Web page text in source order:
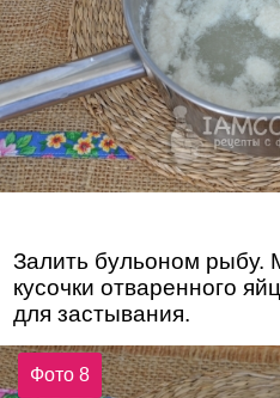
Залить бульоном рыбу.
кусочки отваренного
для застывания.
Фото 8